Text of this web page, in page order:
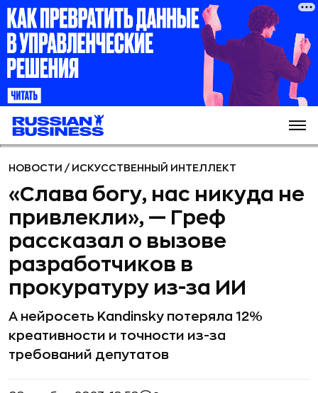
НОВОСТИ / ИСКУССТВЕННЫЙ ИНТЕЛЛЕКТ
«Слава богу, нас никуда не
привлекли», — Греф
рассказал о вызове
разработчиков в
прокуратуру из-за ИИ
А нейросеть Kandinsky потеряла 12%
креативности и точности из-за
требований депутатов